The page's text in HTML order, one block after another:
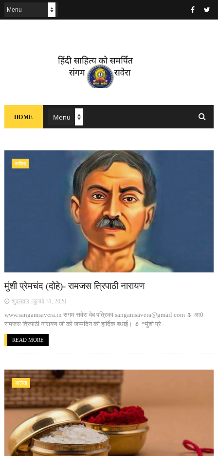
HOME
कविता
मुंशी प्रेमचंद (दोहे)- रामजस त्रिपाठी नारायण
शुक्रवार, जुलाई 31, 2020
www.sangamsavera.in संगम सवेरा वेब पत्रिका sangamsavera@gmail.com 🌷 आ0
रामजस त्रिपाठी नारायण जी को जन्मदिन की हार्दिक बधाई। 🌷 *मुंशी प्रे...
READ MORE
आलेख